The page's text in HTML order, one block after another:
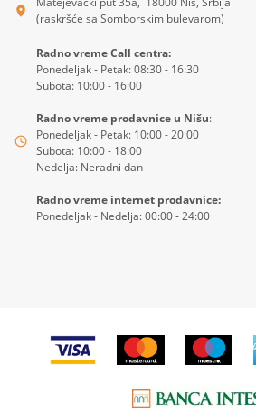
(raskršće sa Somborskim bulevarom)
Radno vreme Call centra:
Ponedeljak - Petak: 08:30 - 16:30
Subota: 10:00 - 16:00
Radno vreme prodavnice u Nišu:
Ponedeljak - Petak: 10:00 - 20:00
Subota: 10:00 - 18:00
Nedelja: Neradni dan
Radno vreme internet prodavnice:
Ponedeljak - Nedelja: 00:00 - 24:00